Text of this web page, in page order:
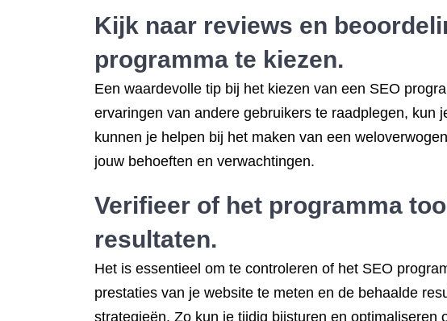
Kijk naar reviews en
programma te kiezen.
Een waardevolle tip bij het kiezen van een SEO
ervaringen van andere gebruikers te raadplegen, kun
kunnen je helpen bij het maken van een
jouw behoeften en verwachtingen.
Verifieer of het programma
resultaten.
Het is essentieel om te controleren of het SEO
prestaties van je website te meten en de behaalde
strategieën. Zo kun je tijdig bijsturen en